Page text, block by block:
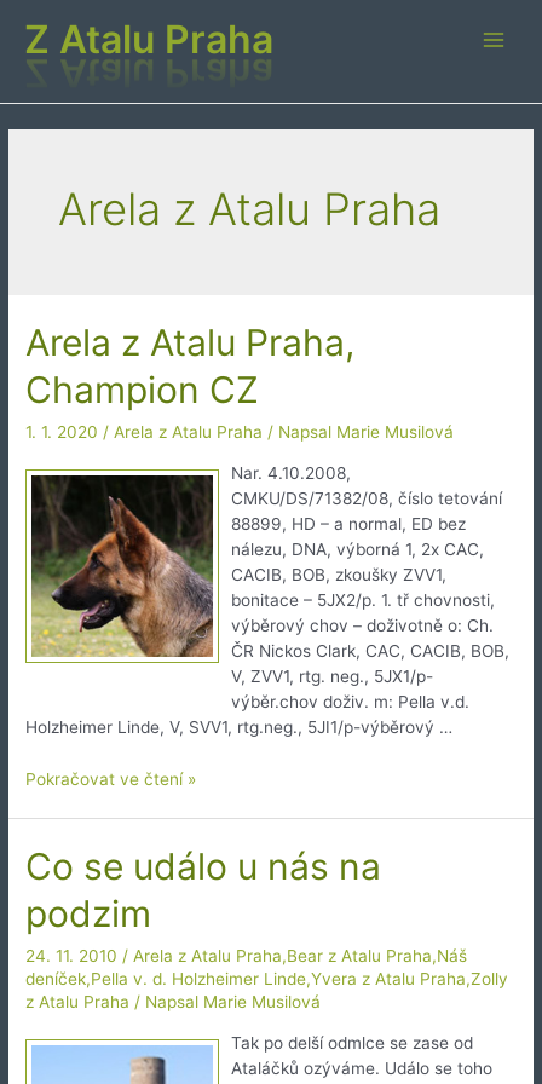
obsahZ Atalu Praha
Arela z Atalu Praha
Arela z Atalu Praha,
Champion CZ
1. 1. 2020/Arela z Atalu Praha / Napsal Marie Musilová
Nar. 4.10.2008,
CMKU/DS/71382/08, číslo tetování
88899, HD – a normal, ED bez
nálezu, DNA, výborná 1, 2x CAC,
CACIB, BOB, zkoušky ZVV1,
bonitace – 5JX2/p. 1. tř chovnosti,
výběrový chov – doživotně o: Ch.
ČR Nickos Clark, CAC, CACIB, BOB,
V, ZVV1, rtg. neg., 5JX1/p-
výběr.chov doživ. m: Pella v.d.
Holzheimer Linde, V, SVV1, rtg.neg., 5JI1/p-výběrový …
Arela
Praha,
Champion
CZ
Pokračovat ve čtení »
Co se událo u nás na
podzim
24. 11. 2010 /Arela z Atalu Praha,Bear z Atalu Praha,Náš
deníček,Pella v. d. Holzheimer Linde,Yvera z Atalu Praha,Zolly
z Atalu Praha / Napsal Marie Musilová
Tak po delší odmlce se zase od
Ataláčků ozýváme. Událo se toho